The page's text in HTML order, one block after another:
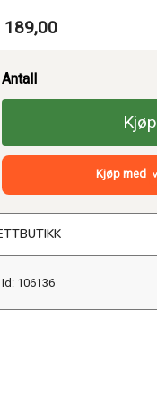
189,00
Antall
Kjøp
Kjøp med
Id: 106136